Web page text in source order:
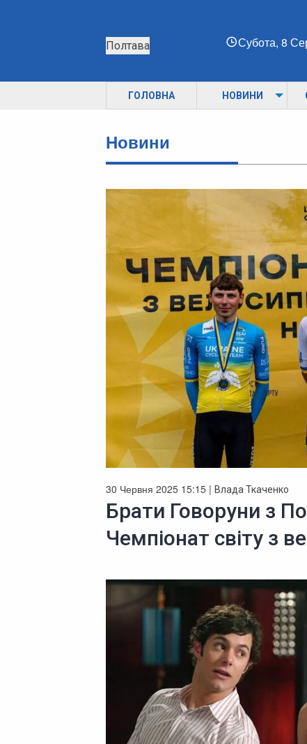
Полтава Субота, 8
ГОЛОВНА НОВИНИ
Новини
30 Червня 2025 15:15 | Влада Ткаченко
Брати Говоруни з
Чемпіонат світу з